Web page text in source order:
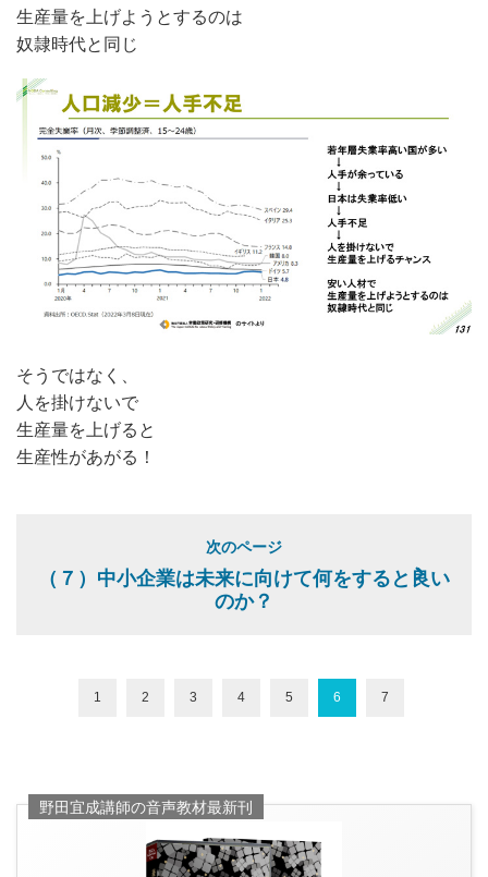
生産量を上げようとするのは
奴隷時代と同じ
そうではなく、
人を掛けないで
生産量を上げると
生産性があがる！
次のページ
（７）中小企業は未来に向けて何をすると良い
のか？
1 2 3 4 5 6 7
野田宜成講師の音声教材最新刊